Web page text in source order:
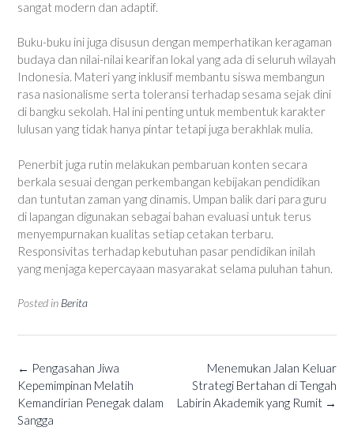
sangat modern dan adaptif.
Buku-buku ini juga disusun dengan memperhatikan keragaman
budaya dan nilai-nilai kearifan lokal yang ada di seluruh wilayah
Indonesia. Materi yang inklusif membantu siswa membangun
rasa nasionalisme serta toleransi terhadap sesama sejak dini
di bangku sekolah. Hal ini penting untuk membentuk karakter
lulusan yang tidak hanya pintar tetapi juga berakhlak mulia.
Penerbit juga rutin melakukan pembaruan konten secara
berkala sesuai dengan perkembangan kebijakan pendidikan
dan tuntutan zaman yang dinamis. Umpan balik dari para guru
di lapangan digunakan sebagai bahan evaluasi untuk terus
menyempurnakan kualitas setiap cetakan terbaru.
Responsivitas terhadap kebutuhan pasar pendidikan inilah
yang menjaga kepercayaan masyarakat selama puluhan tahun.
Posted in Berita
Post
navigation
Menemukan Jalan Keluar
Strategi Bertahan di Tengah
Labirin Akademik yang Rumit →
← Pengasahan Jiwa
Kepemimpinan Melatih
Kemandirian Penegak dalam
Sangga